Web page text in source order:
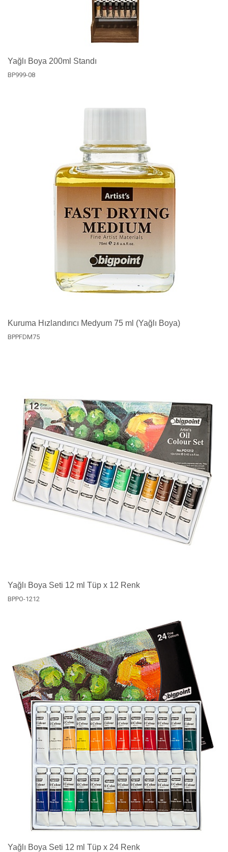
Yağlı Boya 200ml Standı
BP999-08
Kuruma Hızlandırıcı Medyum 75 ml (Yağlı Boya)
BPPFDM75
Yağlı Boya Seti 12 ml Tüp x 12 Renk
BPPO-1212
Yağlı Boya Seti 12 ml Tüp x 24 Renk